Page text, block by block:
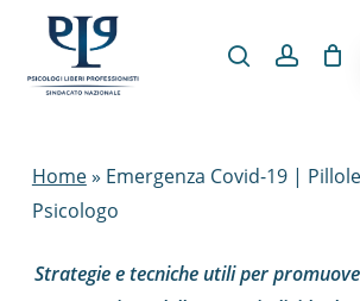
main
Home» Emergenza Covid-19 |
Psicologo
Strategie e tecniche utili per